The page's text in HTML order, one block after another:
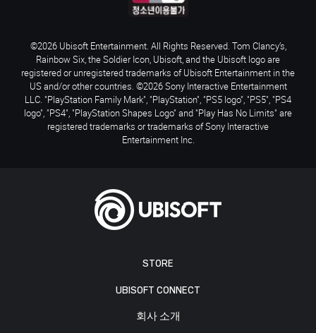
STORE
UBISOFT CONNECT
회사 소개
©2026 Ubisoft Entertainment. All Rights Reserved. Tom Clancy’s,
Rainbow Six, the Soldier Icon, Ubisoft, and the Ubisoft logo are
registered or unregistered trademarks of Ubisoft Entertainment in the
US and/or other countries. ©2026 Sony Interactive Entertainment
LLC. "PlayStation Family Mark", "PlayStation", "PS5 logo", "PS5", "PS4
logo", "PS4", "PlayStation Shapes Logo" and "Play Has No Limits" are
registered trademarks or trademarks of Sony Interactive
Entertainment Inc.